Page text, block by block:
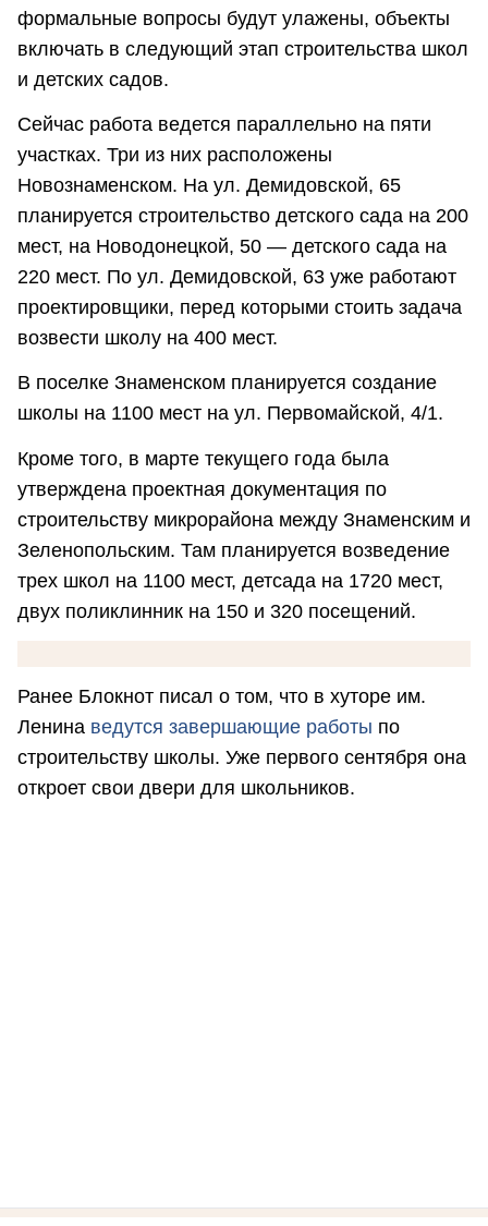
формальные вопросы будут улажены, объекты
включать в следующий этап строительства школ
и детских садов.
Сейчас работа ведется параллельно на пяти
участках. Три из них расположены
Новознаменском. На ул. Демидовской, 65
планируется строительство детского сада на 200
мест, на Новодонецкой, 50 — детского сада на
220 мест. По ул. Демидовской, 63 уже работают
проектировщики, перед которыми стоить задача
возвести школу на 400 мест.
В поселке Знаменском планируется создание
школы на 1100 мест на ул. Первомайской, 4/1.
Кроме того, в марте текущего года была
утверждена проектная документация по
строительству микрорайона между Знаменским и
Зеленопольским. Там планируется возведение
трех школ на 1100 мест, детсада на 1720 мест,
двух поликлинник на 150 и 320 посещений.
Ранее Блокнот писал о том, что в хуторе им.
Ленина ведутся завершающие работы по
строительству школы. Уже первого сентября она
откроет свои двери для школьников.